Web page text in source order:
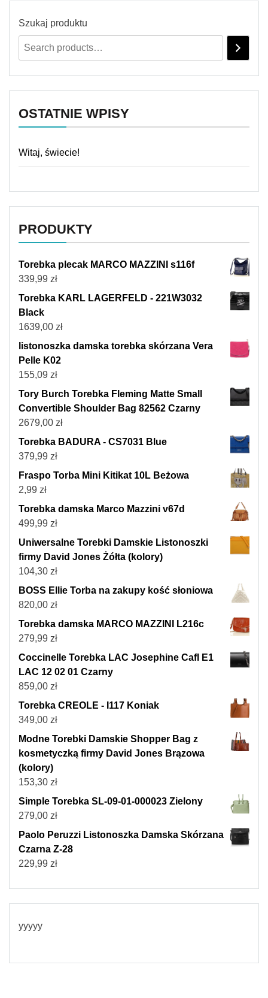
Szukaj produktu
OSTATNIE WPISY
Witaj, świecie!
PRODUKTY
Torebka plecak MARCO MAZZINI s116f
339,99 zł
Torebka KARL LAGERFELD - 221W3032
Black
1639,00 zł
listonoszka damska torebka skórzana Vera
Pelle K02
155,09 zł
Tory Burch Torebka Fleming Matte Small
Convertible Shoulder Bag 82562 Czarny
2679,00 zł
Torebka BADURA - CS7031 Blue
379,99 zł
Fraspo Torba Mini Kitikat 10L Beżowa
2,99 zł
Torebka damska Marco Mazzini v67d
499,99 zł
Uniwersalne Torebki Damskie Listonoszki
firmy David Jones Żółta (kolory)
104,30 zł
BOSS Ellie Torba na zakupy kość słoniowa
820,00 zł
Torebka damska MARCO MAZZINI L216c
279,99 zł
Coccinelle Torebka LAC Josephine Cafl E1
LAC 12 02 01 Czarny
859,00 zł
Torebka CREOLE - I117 Koniak
349,00 zł
Modne Torebki Damskie Shopper Bag z
kosmetyczką firmy David Jones Brązowa
(kolory)
153,30 zł
Simple Torebka SL-09-01-000023 Zielony
279,00 zł
Paolo Peruzzi Listonoszka Damska Skórzana
Czarna Z-28
229,99 zł
yyyyy